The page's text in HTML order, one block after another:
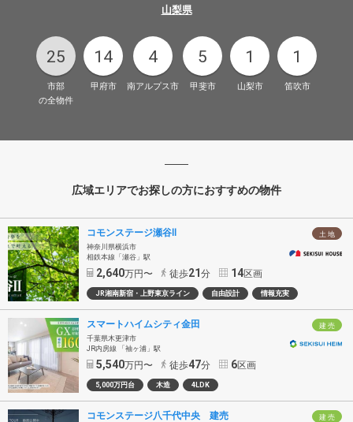
山梨県
25
市部
の全物件
14
甲府市
4
南アルプス市
5
甲斐市
1
山梨市
1
笛吹市
広域エリアでお探しの方におすすめの物件
土 地
コモンステージ瀬谷Ⅱ
神奈川県横浜市
相鉄本線「瀬谷」駅
2,640万円〜 徒歩21 分 14区画
JR湘南新宿・上野東京ライン 自由設計 情報充実
建 売
スマートハイムシティ金田
千葉県木更津市
JR内房線 「袖ヶ浦」駅
5,540万円〜 徒歩47分 6区画
5,000万円台 木造 4LDK
建 売
コモンステージ八千代中央 建売